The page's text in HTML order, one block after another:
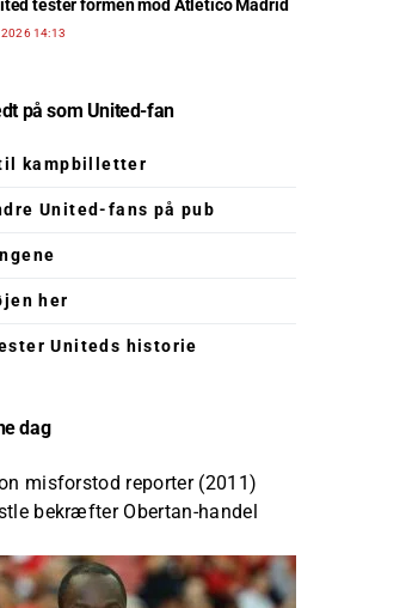
tester formen mod Atlético Madrid
2026 14:13
på som United-fan
kampbilletter
United-fans på pub
her
Uniteds historie
dag
misforstod reporter (2011)
bekræfter Obertan-handel